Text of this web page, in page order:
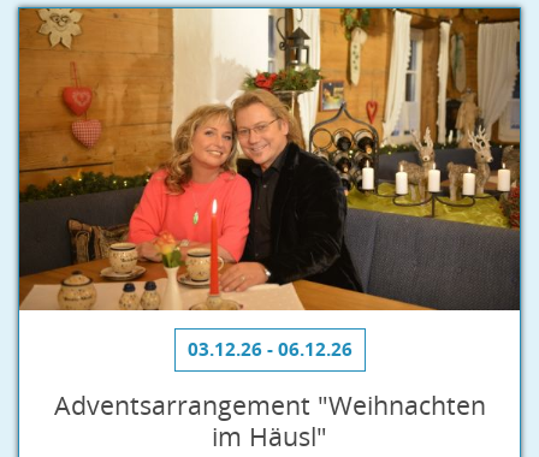
03.12.26 - 06.12.26
Adventsarrangement "Weihnachten
im Häusl"